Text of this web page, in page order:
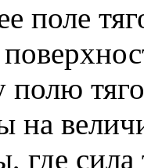
на
где сила